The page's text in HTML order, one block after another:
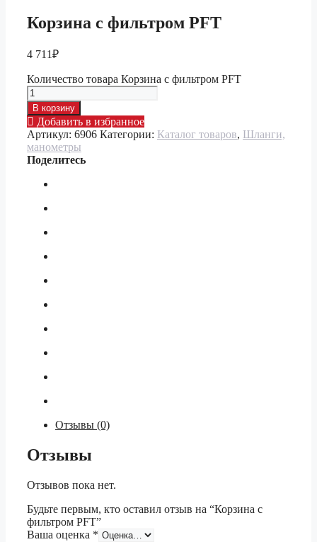
Корзина с фильтром PFT
4 711₽
Количество товара Корзина с фильтром PFT
В корзину
Добавить в избранное
Артикул: 6906 Категории: Каталог товаров, Шланги,
манометры
Поделитесь
Отзывы (0)
Отзывы
Отзывов пока нет.
Будьте первым, кто оставил отзыв на “Корзина с
фильтром PFT”
Ваша оценка *